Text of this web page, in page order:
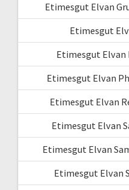
Etimesgut Elvan
Etimesgut
Etimesgut Elvan
Etimesgut Elvan
Etimesgut Elvan
Etimesgut Elvan
Etimesgut Elvan
Etimesgut Elvan